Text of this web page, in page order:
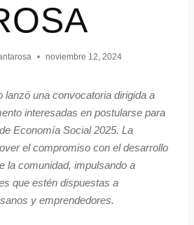
noviembre 12, 2024
lanzó una convocatoria dirigida a
interesadas en postularse para
Economía Social 2025. La
el compromiso con el desarrollo
la comunidad, impulsando a
que estén dispuestas a
y emprendedores.